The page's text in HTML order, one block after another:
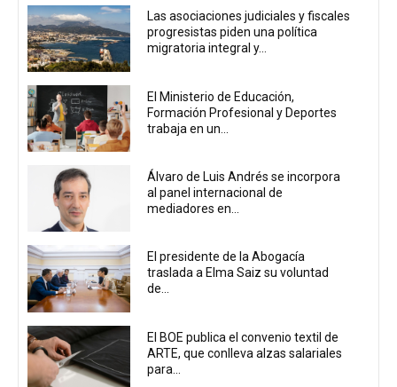
Las asociaciones judiciales y fiscales
progresistas piden una política
migratoria integral y...
El Ministerio de Educación,
Formación Profesional y Deportes
trabaja en un...
Álvaro de Luis Andrés se incorpora
al panel internacional de
mediadores en...
El presidente de la Abogacía
traslada a Elma Saiz su voluntad
de...
El BOE publica el convenio textil de
ARTE, que conlleva alzas salariales
para...